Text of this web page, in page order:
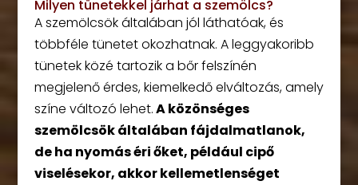
Milyen tünetekkel járhat a szemölcs?
A szemölcsök általában jól láthatóak, és
többféle tünetet okozhatnak. A leggyakoribb
tünetek közé tartozik a bőr felszínén
megjelenő érdes, kiemelkedő elváltozás, amely
színe változó lehet.A közönséges
szemölcsök általában fájdalmatlanok,
de ha nyomás éri őket, például cipő
viselésekor, akkor kellemetlenséget